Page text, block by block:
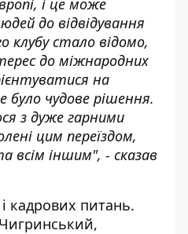
і це може
до відвідування
клубу стало відомо,
до міжнародних
на
було чудове рішення.
з дуже гарними
цим переїздом,
всім іншим", - сказав
кадрових питань.